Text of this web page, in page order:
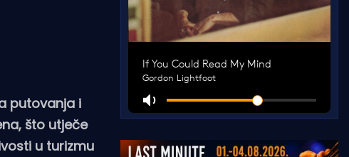
putovanja i
što utječe
u turizmu